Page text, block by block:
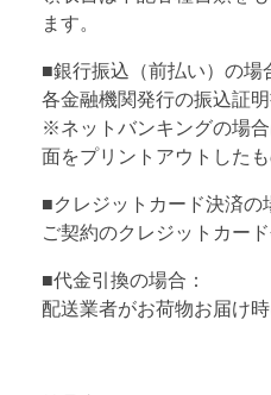
ます。
■銀行振込（前払い）の場
各金融機関発行の振込証明
※ネットバンキングの場
面をプリントアウトした
■クレジットカード決済の
ご契約のクレジットカー
■代金引換の場合：
配送業者がお荷物お届け